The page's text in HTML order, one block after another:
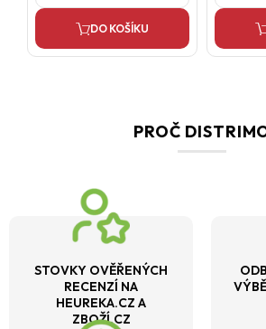
DO KOŠÍKU
PROČ
STOVKY OVĚŘENÝCH
RECENZÍ NA
HEUREKA.CZ A
ZBOŽÍ.CZ